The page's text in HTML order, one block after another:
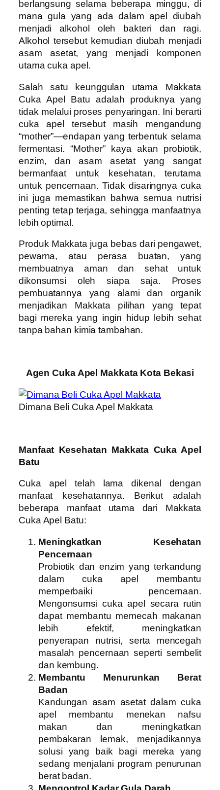
berlangsung selama beberapa minggu, di
mana gula yang ada dalam apel diubah
menjadi alkohol oleh bakteri dan ragi.
Alkohol tersebut kemudian diubah menjadi
asam asetat, yang menjadi komponen
utama cuka apel.
Salah satu keunggulan utama Makkata
Cuka Apel Batu adalah produknya yang
tidak melalui proses penyaringan. Ini berarti
cuka apel tersebut masih mengandung
“mother”—endapan yang terbentuk selama
fermentasi. “Mother” kaya akan probiotik,
enzim, dan asam asetat yang sangat
bermanfaat untuk kesehatan, terutama
untuk pencernaan. Tidak disaringnya cuka
ini juga memastikan bahwa semua nutrisi
penting tetap terjaga, sehingga manfaatnya
lebih optimal.
Produk Makkata juga bebas dari pengawet,
pewarna, atau perasa buatan, yang
membuatnya aman dan sehat untuk
dikonsumsi oleh siapa saja. Proses
pembuatannya yang alami dan organik
menjadikan Makkata pilihan yang tepat
bagi mereka yang ingin hidup lebih sehat
tanpa bahan kimia tambahan.
Agen Cuka Apel Makkata Kota Bekasi
Dimana Beli Cuka Apel Makkata
Manfaat Kesehatan Makkata Cuka Apel
Batu
Cuka apel telah lama dikenal dengan
manfaat kesehatannya. Berikut adalah
beberapa manfaat utama dari Makkata
Cuka Apel Batu:
Meningkatkan Kesehatan
Pencernaan
Probiotik dan enzim yang terkandung
dalam cuka apel membantu
memperbaiki pencernaan.
Mengonsumsi cuka apel secara rutin
dapat membantu memecah makanan
lebih efektif, meningkatkan
penyerapan nutrisi, serta mencegah
masalah pencernaan seperti sembelit
dan kembung.
Membantu Menurunkan Berat
Badan
Kandungan asam asetat dalam cuka
apel membantu menekan nafsu
makan dan meningkatkan
pembakaran lemak, menjadikannya
solusi yang baik bagi mereka yang
sedang menjalani program penurunan
berat badan.